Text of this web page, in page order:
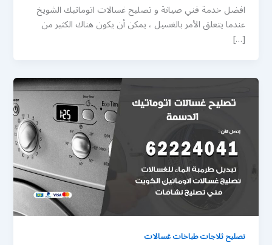
افضل خدمة فني صيانة و تصليح غسالات اتوماتيك الشويخ
عندما يتعلق الأمر بالغسيل ، يمكن أن يكون هناك الكثير من
[…]
تصليح ثلاجات طباخات غسالات